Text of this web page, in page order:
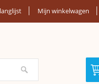
Mijn winkelwagen